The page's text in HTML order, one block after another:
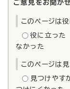
ご意見をお聞か
このページは
役に立った
なかった
このページは
見つけやす